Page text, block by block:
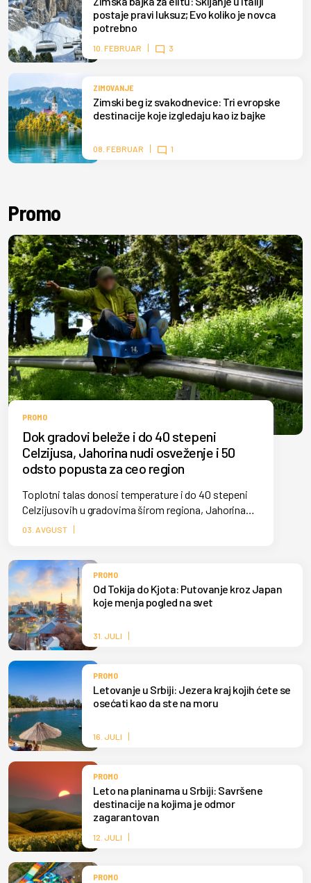
postaje pravi luksuz; Evo koliko je novca
potrebno
10. FEBRUAR 3
ZIMOVANJE
Zimski beg iz svakodnevice: Tri evropske
destinacije koje izgledaju kao iz bajke
08. FEBRUAR 1
Promo
PROMO
Dok gradovi beleže i do 40 stepeni
Celzijusa, Jahorina nudi osveženje i 50
odsto popusta za ceo region
Toplotni talas donosi temperature i do 40 stepeni
Celzijusovih u gradovima širom regiona, Jahorina
ovih dana beleži veliki broj posetilaca koji osveženje
03. AVGUST
PROMO
Od Tokija do Kjota: Putovanje kroz Japan
koje menja pogled na svet
31. JULI
PROMO
Letovanje u Srbiji: Jezera kraj kojih ćete se
osećati kao da ste na moru
16. JULI
PROMO
Leto na planinama u Srbiji: Savršene
destinacije na kojima je odmor
zagarantovan
12. JULI
PROMO